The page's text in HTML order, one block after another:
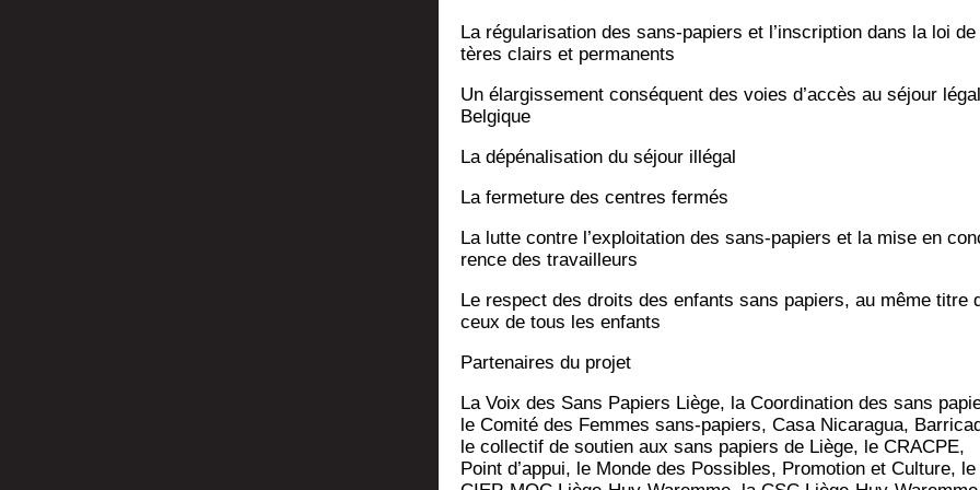
La régu­la­ri­sa­tion des sans-papiers et l’inscription dans la loi
tères clairs et permanents
Un élar­gis­se­ment consé­quent des voies d’accès au séjour
Belgique
La dépé­na­li­sa­tion du séjour illégal
La fer­me­ture des centres fermés
La lutte contre l’exploitation des sans-papiers et la mise en
rence des travailleurs
Le res­pect des droits des enfants sans papiers, au même titre
ceux de tous les enfants
Par­te­naires du projet
La Voix des Sans Papiers Liège, la Coor­di­na­tion des sans
le Comi­té des Femmes sans-papiers, Casa Nica­ra­gua,
le col­lec­tif de sou­tien aux sans papiers de Liège, le CRACPE,
Point d’appui, le Monde des Pos­sibles, Pro­mo­tion et Culture, le